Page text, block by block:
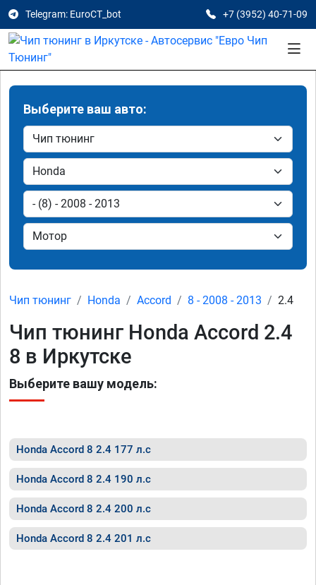
Telegram: EuroCT_bot +7 (3952) 40-71-09
Выберите ваш авто:
Чип тюнинг Honda Accord 8 - 2008 - 2013 2.4
Чип тюнинг Honda Accord 2.4
8 в Иркутске
Выберите вашу модель:
Honda Accord 8 2.4 177 л.с
Honda Accord 8 2.4 190 л.с
Honda Accord 8 2.4 200 л.с
Honda Accord 8 2.4 201 л.с